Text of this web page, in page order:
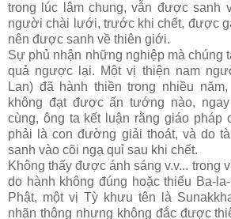
trong lúc lâm chung, vẫn được sanh
người chài lưới, trước khi chết, được
nên được sanh về thiên giới.
Sự phủ nhận những nghiệp mà chúng
quả ngược lại. Một vị thiện nam
Lan) đã hành thiền trong nhiều
không đạt được ấn tướng nào,
cùng, ông ta kết luận rằng giáo pháp
phải là con đường giải thoát, và do
sanh vào cõi ngạ quỉ sau khi chết.
Không thấy được ánh sáng v.v... trong
do hành không đúng hoặc thiếu Ba-
Phật, một vị Tỳ khưu tên là
nhãn thông nhưng không đắc được